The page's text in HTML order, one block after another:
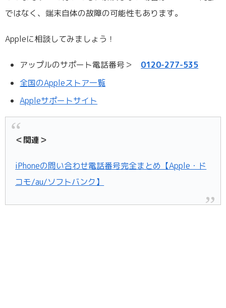
ではなく、端末自体の故障の可能性もあります。
Appleに相談してみましょう！
アップルのサポート電話番号＞ 0120-277-535
全国のAppleストア一覧
Appleサポートサイト
＜関連＞
iPhoneの問い合わせ電話番号完全まとめ【Apple・ド
コモ/au/ソフトバンク】